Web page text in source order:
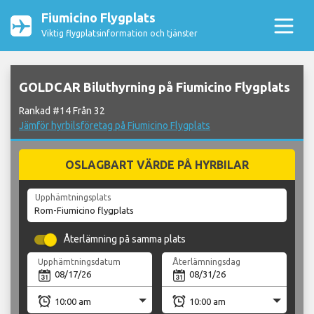
Fiumicino Flygplats
Viktig flygplatsinformation och tjänster
GOLDCAR Biluthyrning på Fiumicino Flygplats
Rankad #14 Från 32
Jämför hyrbilsföretag på Fiumicino Flygplats
OSLAGBART VÄRDE PÅ HYRBILAR
Upphämtningsplats
Återlämning på samma plats
Upphämtningsdatum Återlämningsdag